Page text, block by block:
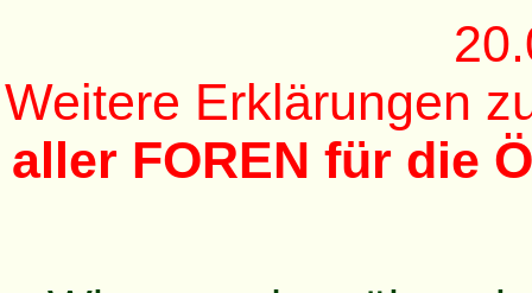
Weitere Erklärungen
aller FOREN für die